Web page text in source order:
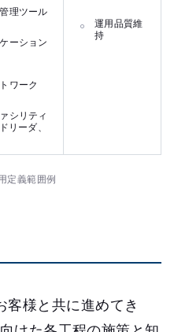
理ツール
ーション
ワーク
シリティ
リーダ、
運用品質維
持
定義範囲例
様と共に進めてき